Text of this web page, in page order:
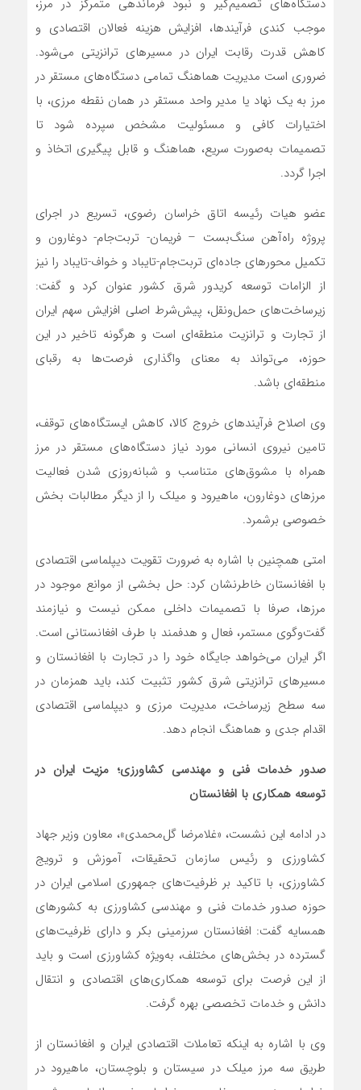
دستگاه‌های تصمیم‌گیر و نبود فرماندهی متمرکز در مرز،
موجب کندی فرآیندها، افزایش هزینه فعالان اقتصادی و
کاهش قدرت رقابت ایران در مسیرهای ترانزیتی می‌شود.
ضروری است مدیریت هماهنگ تمامی دستگاه‌های مستقر در
مرز به یک نهاد یا مدیر واحد مستقر در همان نقطه مرزی، با
اختیارات کافی و مسئولیت مشخص سپرده شود تا
تصمیمات به‌صورت سریع، هماهنگ و قابل پیگیری اتخاذ و
اجرا گردد.
عضو هیات رئیسه اتاق خراسان رضوی، تسریع در اجرای
پروژه راه‌آهن سنگ‌بست – فریمان- تربت‌جام- دوغارون و
تکمیل محورهای جاده‌ای تربت‌جام-تایباد و خواف-تایباد را نیز
از الزامات توسعه کریدور شرق کشور عنوان کرد و گفت:
زیرساخت‌های حمل‌ونقل، پیش‌شرط اصلی افزایش سهم ایران
از تجارت و ترانزیت منطقه‌ای است و هرگونه تاخیر در این
حوزه، می‌تواند به معنای واگذاری فرصت‌ها به رقبای
منطقه‌ای باشد.
وی اصلاح فرآیندهای خروج کالا، کاهش ایستگاه‌های توقف،
تامین نیروی انسانی مورد نیاز دستگاه‌های مستقر در مرز
همراه با مشوق‌های متناسب و شبانه‌روزی شدن فعالیت
مرزهای دوغارون، ماهیرود و میلک را از دیگر مطالبات بخش
خصوصی برشمرد.
امتی همچنین با اشاره به ضرورت تقویت دیپلماسی اقتصادی
با افغانستان خاطرنشان کرد: حل بخشی از موانع موجود در
مرزها، صرفا با تصمیمات داخلی ممکن نیست و نیازمند
گفت‌وگوی مستمر، فعال و هدفمند با طرف افغانستانی است.
اگر ایران می‌خواهد جایگاه خود را در تجارت با افغانستان و
مسیرهای ترانزیتی شرق کشور تثبیت کند، باید همزمان در
سه سطح زیرساخت، مدیریت مرزی و دیپلماسی اقتصادی
اقدام جدی و هماهنگ انجام دهد.
صدور خدمات فنی و مهندسی کشاورزی؛ مزیت ایران در
توسعه همکاری با افغانستان
در ادامه این نشست، «غلامرضا گل‌محمدی»، معاون وزیر جهاد
کشاورزی و رئیس سازمان تحقیقات، آموزش و ترویج
کشاورزی، با تاکید بر ظرفیت‌های جمهوری اسلامی ایران در
حوزه صدور خدمات فنی و مهندسی کشاورزی به کشورهای
همسایه گفت: افغانستان سرزمینی بکر و دارای ظرفیت‌های
گسترده در بخش‌های مختلف، به‌ویژه کشاورزی است و باید
از این فرصت برای توسعه همکاری‌های اقتصادی و انتقال
دانش و خدمات تخصصی بهره گرفت.
وی با اشاره به اینکه تعاملات اقتصادی ایران و افغانستان از
طریق سه مرز میلک در سیستان و بلوچستان، ماهیرود در